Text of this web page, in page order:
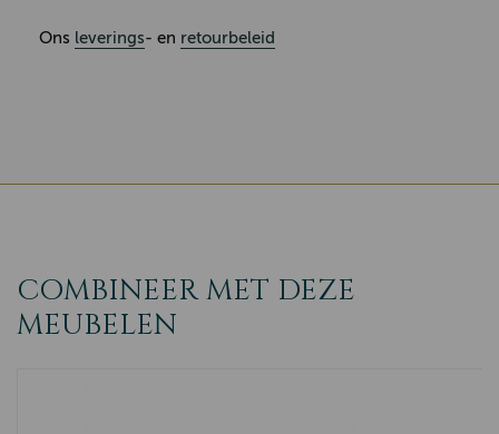
Ons leverings- en retourbeleid
COMBINEER MET DEZE
MEUBELEN